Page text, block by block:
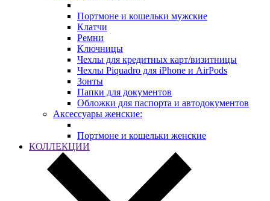
Портмоне и кошельки мужские
Клатчи
Ремни
Ключницы
Чехлы для кредитных карт/визитницы
Чехлы Piquadro для iPhone и AirPods
Зонты
Папки для документов
Обложки для паспорта и автодокументов
Аксессуары женские:
Портмоне и кошельки женские
КОЛЛЕКЦИИ